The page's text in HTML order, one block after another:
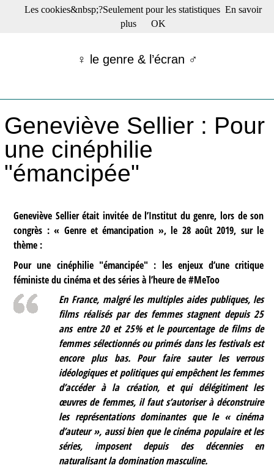
☰ Menu
Films récents
Tribunes
Archives
Actu : "La Nouvelle Vague"
S’abonner à la Lettre !
♀ le genre & l’écran ♂
Geneviève Sellier : Pour
une cinéphilie
"émancipée"
Geneviève Sellier était invitée de l’Institut du genre, lors de son
congrès : « Genre et émancipation », le 28 août 2019, sur le
thème :
Pour une cinéphilie "émancipée" : les enjeux d’une critique
féministe du cinéma et des séries à l’heure de #MeToo
En France, malgré les multiples aides publiques, les
films réalisés par des femmes stagnent depuis 25
ans entre 20 et 25% et le pourcentage de films de
femmes sélectionnés ou primés dans les festivals est
encore plus bas. Pour faire sauter les verrous
idéologiques et politiques qui empêchent les femmes
d’accéder à la création, et qui délégitiment les
œuvres de femmes, il faut s’autoriser à déconstruire
les représentations dominantes que le « cinéma
d’auteur », aussi bien que le cinéma populaire et les
séries, imposent depuis des décennies en
naturalisant la domination masculine.
Les cookies&nbsp;?Seulement pour les statistiques En savoir
plus
OK